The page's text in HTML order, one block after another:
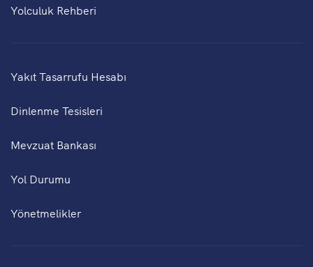
Yolculuk Rehberi
Yakıt Tasarrufu Hesabı
Dinlenme Tesisleri
Mevzuat Bankası
Yol Durumu
Yönetmelikler